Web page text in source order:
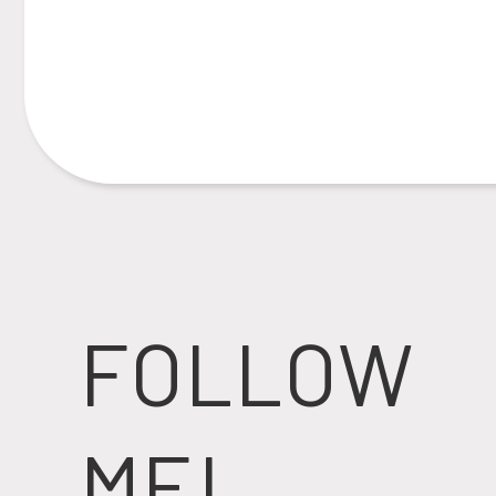
FOLLOW